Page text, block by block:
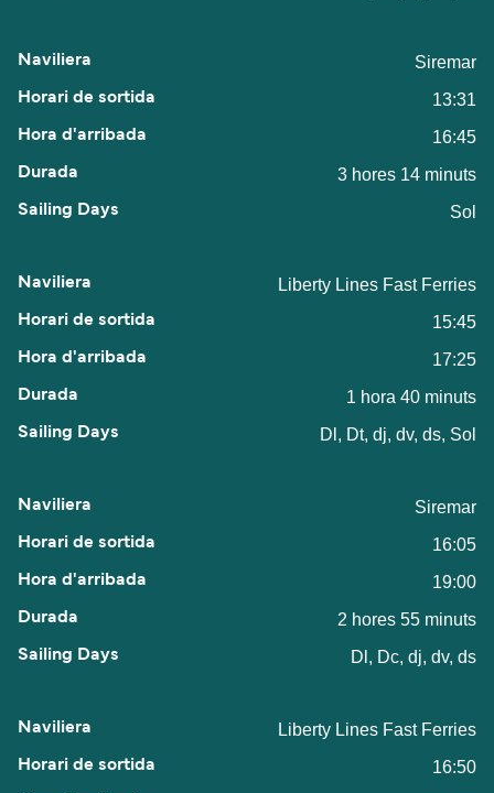
Siremar
13:31
16:45
3 hores 14 minuts
Sol
Liberty Lines Fast Ferries
15:45
17:25
1 hora 40 minuts
Dl, Dt, dj, dv, ds, Sol
Siremar
16:05
19:00
2 hores 55 minuts
Dl, Dc, dj, dv, ds
Liberty Lines Fast Ferries
16:50